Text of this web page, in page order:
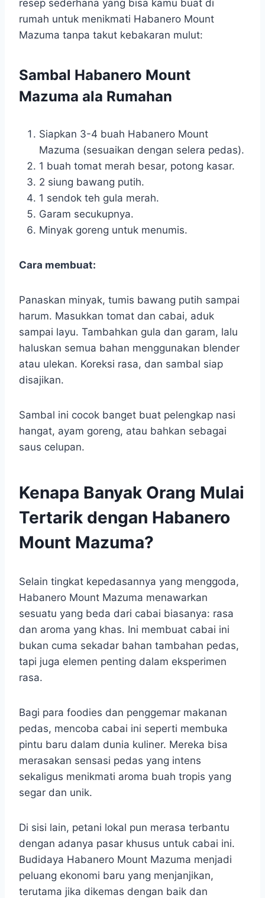
resep sederhana yang bisa kamu buat di
rumah untuk menikmati Habanero Mount
Mazuma tanpa takut kebakaran mulut:
Sambal Habanero Mount
Mazuma ala Rumahan
Siapkan 3-4 buah Habanero Mount
Mazuma (sesuaikan dengan selera pedas).
1 buah tomat merah besar, potong kasar.
2 siung bawang putih.
1 sendok teh gula merah.
Garam secukupnya.
Minyak goreng untuk menumis.
Cara membuat:
Panaskan minyak, tumis bawang putih sampai
harum. Masukkan tomat dan cabai, aduk
sampai layu. Tambahkan gula dan garam, lalu
haluskan semua bahan menggunakan blender
atau ulekan. Koreksi rasa, dan sambal siap
disajikan.
Sambal ini cocok banget buat pelengkap nasi
hangat, ayam goreng, atau bahkan sebagai
saus celupan.
Kenapa Banyak Orang Mulai
Tertarik dengan Habanero
Mount Mazuma?
Selain tingkat kepedasannya yang menggoda,
Habanero Mount Mazuma menawarkan
sesuatu yang beda dari cabai biasanya: rasa
dan aroma yang khas. Ini membuat cabai ini
bukan cuma sekadar bahan tambahan pedas,
tapi juga elemen penting dalam eksperimen
rasa.
Bagi para foodies dan penggemar makanan
pedas, mencoba cabai ini seperti membuka
pintu baru dalam dunia kuliner. Mereka bisa
merasakan sensasi pedas yang intens
sekaligus menikmati aroma buah tropis yang
segar dan unik.
Di sisi lain, petani lokal pun merasa terbantu
dengan adanya pasar khusus untuk cabai ini.
Budidaya Habanero Mount Mazuma menjadi
peluang ekonomi baru yang menjanjikan,
terutama jika dikemas dengan baik dan